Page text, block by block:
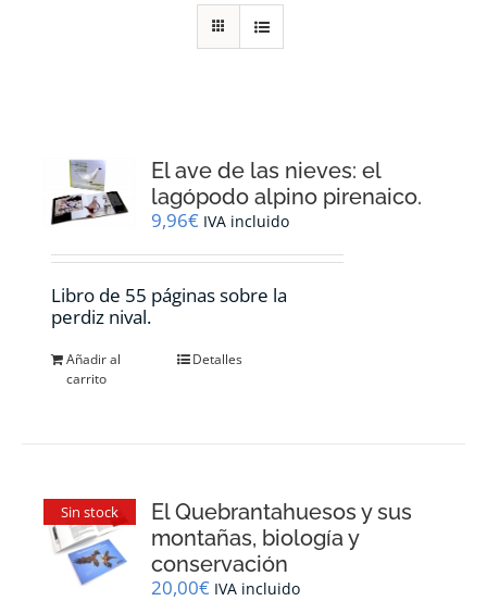
CONTACTO
CARRITO
El ave de las nieves: el
lagópodo alpino pirenaico.
9,96€ IVA incluido
Libro de 55 páginas sobre la
perdiz nival.
Añadir al
carrito
Detalles
Sin stock
El Quebrantahuesos y sus
montañas, biología y
conservación
20,00€ IVA incluido